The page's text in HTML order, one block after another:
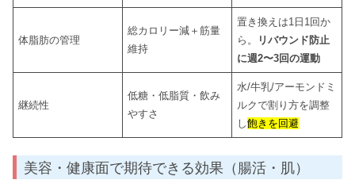
体脂肪の管理
総カロリー減＋筋量
維持
置き換えは1日1回か
ら。
リバウンド防止
に週2〜3回の運動
継続性
低糖・低脂質・飲み
やすさ
水/牛乳/アーモンドミ
ルクで割り方を調整
し飽きを回避
美容・健康面で期待できる効果（腸活・肌）